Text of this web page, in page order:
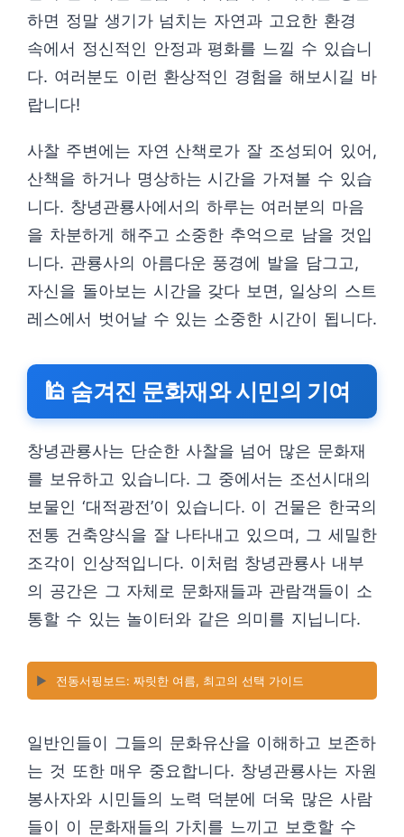
하면 정말 생기가 넘치는 자연과 고요한 환경
속에서 정신적인 안정과 평화를 느낄 수 있습니
다. 여러분도 이런 환상적인 경험을 해보시길 바
랍니다!
사찰 주변에는 자연 산책로가 잘 조성되어 있어,
산책을 하거나 명상하는 시간을 가져볼 수 있습
니다. 창녕관룡사에서의 하루는 여러분의 마음
을 차분하게 해주고 소중한 추억으로 남을 것입
니다. 관룡사의 아름다운 풍경에 발을 담그고,
자신을 돌아보는 시간을 갖다 보면, 일상의 스트
레스에서 벗어날 수 있는 소중한 시간이 됩니다.
🕌 숨겨진 문화재와 시민의 기여
창녕관룡사는 단순한 사찰을 넘어 많은 문화재
를 보유하고 있습니다. 그 중에서는 조선시대의
보물인 ‘대적광전’이 있습니다. 이 건물은 한국의
전통 건축양식을 잘 나타내고 있으며, 그 세밀한
조각이 인상적입니다. 이처럼 창녕관룡사 내부
의 공간은 그 자체로 문화재들과 관람객들이 소
통할 수 있는 놀이터와 같은 의미를 지닙니다.
▶️ 전동서핑보드: 짜릿한 여름, 최고의 선택 가이드
일반인들이 그들의 문화유산을 이해하고 보존하
는 것 또한 매우 중요합니다. 창녕관룡사는 자원
봉사자와 시민들의 노력 덕분에 더욱 많은 사람
들이 이 문화재들의 가치를 느끼고 보호할 수